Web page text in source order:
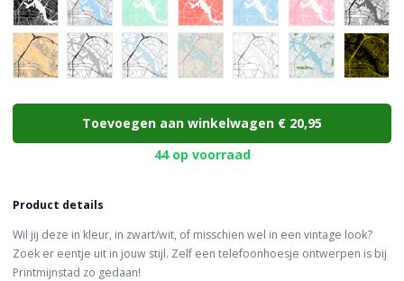
Toevoegen aan winkelwagen € 20,95
44 op voorraad
Product details
Wil jij deze in kleur, in zwart/wit, of misschien wel in een vintage look?
Zoek er eentje uit in jouw stijl. Zelf een telefoonhoesje ontwerpen is bij
Printmijnstad zo gedaan!